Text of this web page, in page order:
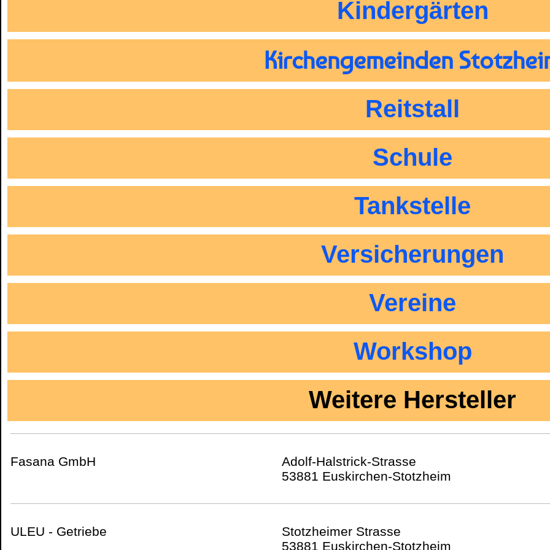
Kindergärten
Kirchengemeinden
Reitstall
Schule
Tankstelle
Versicherungen
Vereine
Workshop
Weitere Hersteller
Fasana GmbH
Adolf-Halstrick-Strasse
53881 Euskirchen-Stotzheim
ULEU - Getriebe
Stotzheimer Strasse
53881 Euskirchen-Stotzheim